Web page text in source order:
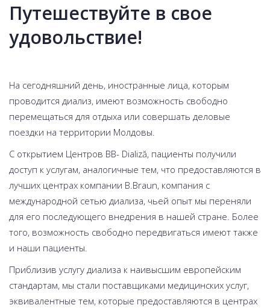
Путешествуйте в свое
удовольствие!
На сегодняшний день, иностранные лица, которым
проводится диализ, имеют возможность свободно
перемещаться для отдыха или совершать деловые
поездки на территории Молдовы.
С открытием Центров BB- Dializă, пациенты получили
доступ к услугам, аналогичные тем, что предоставляются в
лучших центрах компании B.Braun, компания с
международной сетью диализа, чьей опыт мы переняли
для его последующего внедрения в нашей стране. Более
того, возможность свободно передвигаться имеют также
и наши пациенты.
Приблизив услугу диализа к наивысшим европейским
стандартам, мы стали поставщиками медицинских услуг,
эквивалентные тем, которые предоставляются в центрах